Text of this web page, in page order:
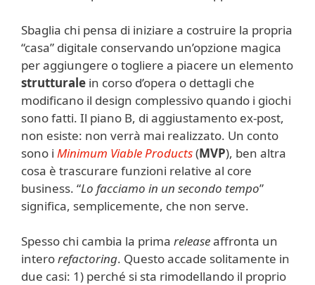
Sbaglia chi pensa di iniziare a costruire la propria
“casa” digitale conservando un’opzione magica
per aggiungere o togliere a piacere un elemento
strutturale in corso d’opera o dettagli che
modificano il design complessivo quando i giochi
sono fatti. Il piano B, di aggiustamento ex-post,
non esiste: non verrà mai realizzato. Un conto
sono i Minimum Viable Products(MVP), ben altra
cosa è trascurare funzioni relative al core
business. “Lo facciamo in un secondo tempo”
significa, semplicemente, che non serve.
Spesso chi cambia la prima releaseaffronta un
interorefactoring. Questo accade solitamente in
due casi: 1) perché si sta rimodellando il proprio